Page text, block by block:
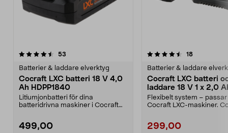
53
Batterier & laddare elverktyg
Cocraft LXC batteri 18 V 4,0
Ah HDPP1840
Litiumjonbatteri för dina
batteridrivna maskiner i Cocraft
499,00
4.5 av 5 stjärnor 18recensioner
Batterier & laddare
Cocraft LXC batteri
laddare 18 V 1 x 2,0
CBS42
Flexibelt system – passar
Cocraft LXC-maskiner.
299,00
5.0 av 5 stjärnor